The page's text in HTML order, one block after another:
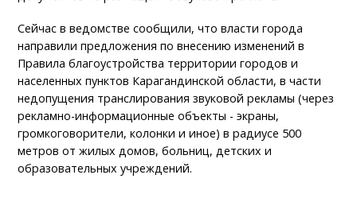
Сейчас в ведомстве сообщили, что власти города
направили предложения по внесению изменений в
Правила благоустройства территории городов и
населенных пунктов Карагандинской области, в части
недопущения транслирования звуковой рекламы (через
рекламно-информационные объекты - экраны,
громкоговорители, колонки и иное) в радиусе 500
метров от жилых домов, больниц, детских и
образовательных учреждений.